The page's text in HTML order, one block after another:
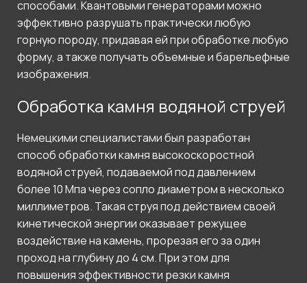
способами. Квантовыми генераторами можно
эффективно разрушать практически любую
горную породу, придавая ей при обработке любую
форму, а также получать объемные и барельефные
изображения.
Обработка камня водяной струей
Немецкими специалистами был разработан
способ обработки камня высокоскоростной
водяной струей, подаваемой под давлением
более 10 Мпа через сопло диаметром в несколько
миллиметров. Такая струя под действием своей
кинетической энергии оказывает режущее
воздействие на камень, прорезая его за один
проход на глубину до 4 см. При этом для
повышения эффективности резки камня